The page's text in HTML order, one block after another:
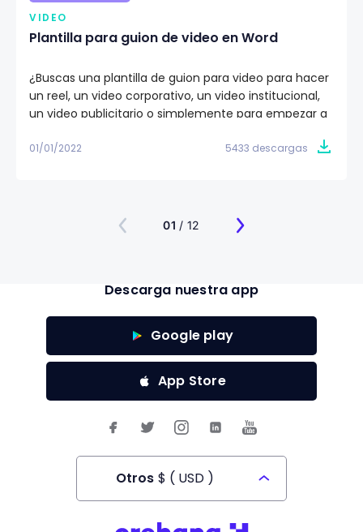
VIDEO
Plantilla para guion de video en Word
¿Buscas una plantilla de guion para video para hacer
un reel, un video corporativo, un video institucional,
un video publicitario o simplemente para empezar a
gratis nuestra plantilla para guion de video en Word y
01/01/2022 5433 descargas
01 / 12
Descarga nuestra app
Google play
App Store
Otros $ ( USD )